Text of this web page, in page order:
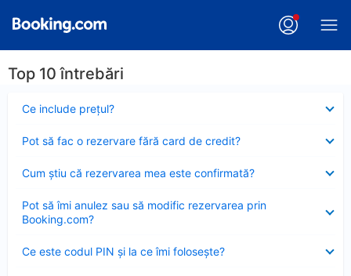
Top 10 întrebări
Ce include preţul?
închis
Pot să fac o rezervare fără card de credit?
închis
Cum ştiu că rezervarea mea este confirmată?
închis
Pot să îmi anulez sau să modific rezervarea prin
Booking.com?
închis
Ce este codul PIN şi la ce îmi foloseşte?
închis